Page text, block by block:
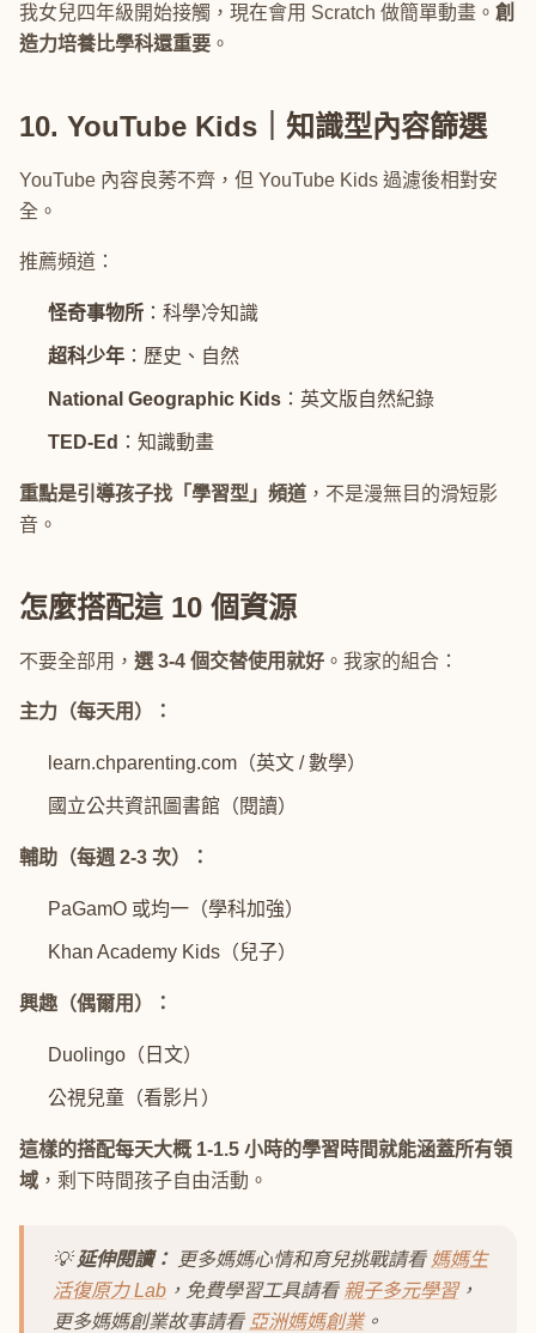
我女兒四年級開始接觸，現在會用 Scratch 做簡單動畫。 創
造力培養比學科還重要 。
10. YouTube Kids｜知識型內容篩選
YouTube 內容良莠不齊，但 YouTube Kids 過濾後相對安
全。
推薦頻道：
怪奇事物所 ：科學冷知識
超科少年 ：歷史、自然
National Geographic Kids ：英文版自然紀錄
TED-Ed ：知識動畫
重點是引導孩子找「學習型」頻道 ，不是漫無目的滑短影
音。
怎麼搭配這 10 個資源
不要全部用， 選 3-4 個交替使用就好 。我家的組合：
主力（每天用）：
learn.chparenting.com（英文 / 數學）
國立公共資訊圖書館（閱讀）
輔助（每週 2-3 次）：
PaGamO 或均一（學科加強）
Khan Academy Kids（兒子）
興趣（偶爾用）：
Duolingo（日文）
公視兒童（看影片）
這樣的搭配每天大概 1-1.5 小時的學習時間就能涵蓋所有領
域 ，剩下時間孩子自由活動。
💡 延伸閱讀： 更多媽媽心情和育兒挑戰請看 媽媽生
活復原力 Lab ，免費學習工具請看 親子多元學習，
更多媽媽創業故事請看 亞洲媽媽創業。